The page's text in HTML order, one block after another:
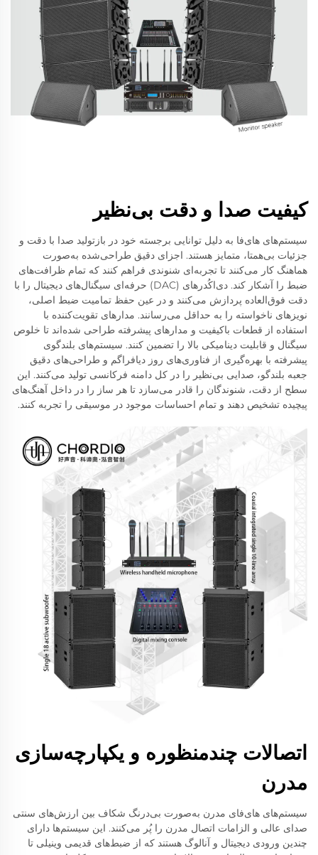
کیفیت صدا و دقت بی‌نظیر
سیستم‌های های‌فا به دلیل توانایی برجسته خود در بازتولید صدا با دقت و
جزئیات بی‌همتا، متمایز هستند. اجزای دقیق طراحی‌شده به‌صورت
هماهنگ کار می‌کنند تا تجربه‌ای شنوندی فراهم کنند که تمام ظرافت‌های
ضبط را آشکار کند. دی‌اکُدرهای (DAC) حرفه‌ای سیگنال‌های دیجیتال را با
دقت فوق‌العاده پردازش می‌کنند و در عین حفظ تمامیت ضبط اصلی،
نویزهای ناخواسته را به حداقل می‌رسانند. مدارهای تقویت‌کننده با
استفاده از قطعات باکیفیت و مدارهای پیشرفته طراحی شده‌اند تا خلوص
سیگنال و قابلیت دینامیکی بالا را تضمین کنند. سیستم‌های بلندگوی
پیشرفته با بهره‌گیری از فناوری‌های روز دیافراگم و طراحی‌های دقیق
جعبه بلندگو، صدایی بی‌نظیر را در کل دامنه فرکانسی تولید می‌کنند. این
سطح از دقت، شنوندگان را قادر می‌سازد تا هر ساز را در داخل آهنگ‌های
پیچیده تشخیص دهند و تمام احساسات موجود در موسیقی را تجربه کنند.
اتصالات چندمنظوره و یکپارچه‌سازی
مدرن
سیستم‌های های‌فای مدرن به‌صورت بی‌درنگ شکاف بین ارزش‌های سنتی
صدای عالی و الزامات اتصال مدرن را پُر می‌کنند. این سیستم‌ها دارای
چندین ورودی دیجیتال و آنالوگ هستند که از ضبط‌های قدیمی وینیلی تا